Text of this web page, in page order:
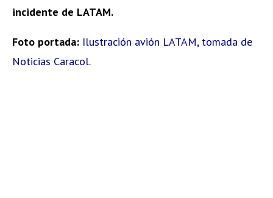
incidente de LATAM.
Foto portada: Ilustración avión LATAM, tomada de
Noticias Caracol.